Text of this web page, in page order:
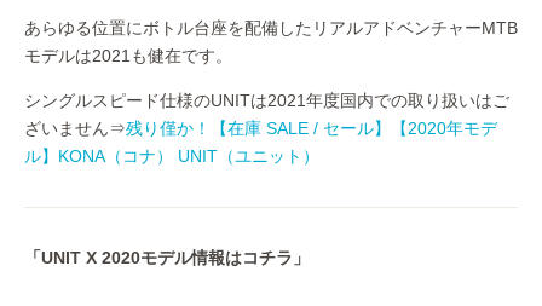
あらゆる位置にボトル台座を配備したリアルアドベンチャーMTB
モデルは2021も健在です。
シングルスピード仕様のUNITは2021年度国内での取り扱いはご
ざいません⇒残り僅か！【在庫 SALE / セール】【2020年モデ
ル】KONA（コナ） UNIT（ユニット）
「UNIT X 2020モデル情報はコチラ」